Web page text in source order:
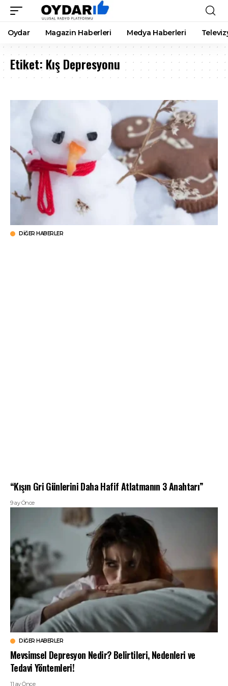
Oydar Magazin Haberleri Medya Haberleri
Etiket: Kış Depresyonu
DIĞER HABERLER
“Kışın Gri Günlerini Daha Hafif Atlatmanın 3 Anahtarı”
9 ay Önce
DIĞER HABERLER
Mevsimsel Depresyon Nedir? Belirtileri, Nedenleri ve
Tedavi Yöntemleri!
11 ay Önce